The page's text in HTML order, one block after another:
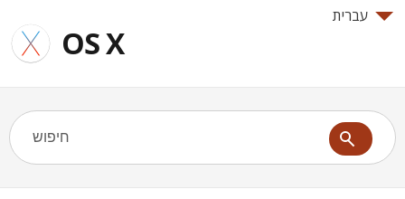
עברית
OS X